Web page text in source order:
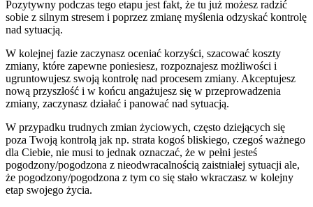
Pozytywny podczas tego etapu jest fakt, że tu już możesz radzić
sobie z silnym stresem i poprzez zmianę myślenia odzyskać kontrolę
nad sytuacją.
W kolejnej fazie zaczynasz oceniać korzyści, szacować koszty
zmiany, które zapewne poniesiesz, rozpoznajesz możliwości i
ugruntowujesz swoją kontrolę nad procesem zmiany. Akceptujesz
nową przyszłość i w końcu angażujesz się w przeprowadzenia
zmiany, zaczynasz działać i panować nad sytuacją.
W przypadku trudnych zmian życiowych, często dziejących się
poza Twoją kontrolą jak np. strata kogoś bliskiego, czegoś ważnego
dla Ciebie, nie musi to jednak oznaczać, że w pełni jesteś
pogodzony/pogodzona z nieodwracalnością zaistniałej sytuacji ale,
że pogodzony/pogodzona z tym co się stało wkraczasz w kolejny
etap swojego życia.